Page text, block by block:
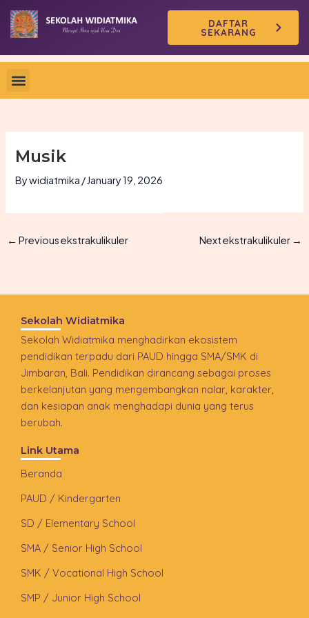
Skip
content
DAFTAR
SEKARANG
Musik
Bywidiatmika /January 19, 2026
← Previous ekstrakulikuler Next ekstrakulikuler →
Sekolah Widiatmika
Sekolah Widiatmika menghadirkan ekosistem
pendidikan terpadu dari PAUD hingga SMA/SMK di
Jimbaran, Bali. Pendidikan dirancang sebagai proses
berkelanjutan yang mengembangkan nalar, karakter,
dan kesiapan anak menghadapi dunia yang terus
berubah.
Link Utama
Beranda
PAUD / Kindergarten
SD / Elementary School
SMA / Senior High School
SMK / Vocational High School
SMP / Junior High School